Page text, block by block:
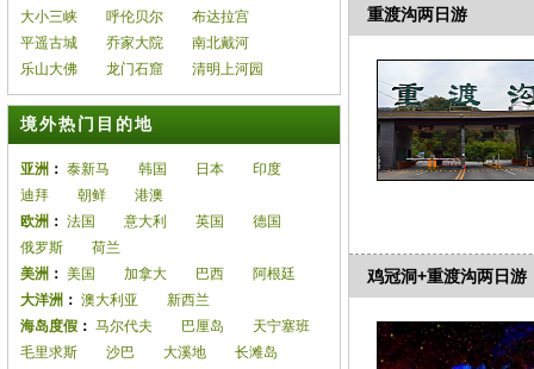
大小三峡
呼伦贝尔
布达拉宫
平遥古城
乔家大院
南北戴河
乐山大佛
龙门石窟 清明上河园
境外热门目的地
亚洲 ： 泰新马 韩国 日本
印度
迪拜
朝鲜
港澳
欧洲 ： 法国 意大利 英国
德国
俄罗斯
荷兰
美洲 ： 美国 加拿大 巴西
阿根廷
大洋洲 ： 澳大利亚
新西兰
海岛度假 ： 马尔代夫 巴厘岛
天宁塞班
毛里求斯
沙巴 大溪地
长滩岛
重渡沟两日游
鸡冠洞+重渡沟两日游